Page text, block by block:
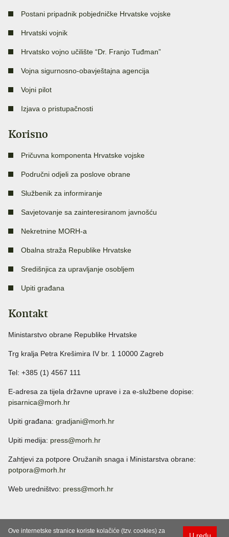
Postani pripadnik pobjedničke Hrvatske vojske
Hrvatski vojnik
Hrvatsko vojno učilište “Dr. Franjo Tuđman”
Vojna sigurnosno-obavještajna agencija
Vojni pilot
Izjava o pristupačnosti
Korisno
Pričuvna komponenta Hrvatske vojske
Područni odjeli za poslove obrane
Službenik za informiranje
Savjetovanje sa zainteresiranom javnošću
Nekretnine MORH-a
Obalna straža Republike Hrvatske
Središnjica za upravljanje osobljem
Upiti građana
Kontakt
Ministarstvo obrane Republike Hrvatske
Trg kralja Petra Krešimira IV br. 1 10000 Zagreb
Tel: +385 (1) 4567 111
E-adresa za tijela državne uprave i za e-službene dopise:
pisarnica@morh.hr
Upiti građana: gradjani@morh.hr
Upiti medija: press@morh.hr
Zahtjevi za potpore Oružanih snaga i Ministarstva obrane:
potpora@morh.hr
Web uredništvo: press@morh.hr
Ove internetske stranice koriste kolačiće (tzv. cookies) za